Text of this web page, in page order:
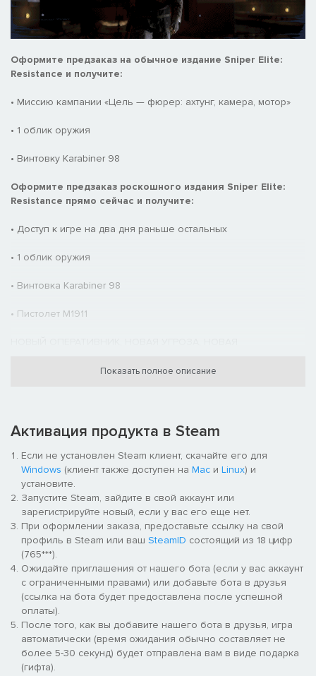
Оформите предзаказ на обычное издание Sniper Elite:
Resistance и получите:
• Миссию кампании «Цель — фюрер: ахтунг, камера, мотор»
• 1 облик оружия
• Винтовку Karabiner 98
Оформите предзаказ роскошного издания Sniper Elite:
Resistance прямо сейчас и получите:
• Доступ к игре на два дня раньше остальных
• 1 облик оружия
• Винтовка Karabiner 98
• Пистолет M1911
новых декорациях: вы отправитесь далеко за линию фронта,
в самое сердце оккупированной Франции.
Новая захватывающая история разворачивается
одновременно с событиями Sniper Elite 5: на сцену впервые
выходит агент особого оперативного отряда Гарри Хоукер,
который узнает о существовании зловещего нового оружия,
способного принести нацистам победу в войне.
Французское Сопротивление намерено уничтожить это
смертоносное пополнение арсенала Рейха — и как именно
сделать, решать вам.
В каждой миссии вас ждет несколько целей для устранения,
несколько точек входа и выхода и невероятная свобода
действий. Главное — выполнить задачу.
Кампанию также можно от начала до конца пройти
Показать полное описание
Активация продукта в Steam
Если не установлен Steam клиент, скачайте его для
Windows (клиент также доступен на Mac и Linux) и
установите.
Запустите Steam, зайдите в свой аккаунт или
зарегистрируйте новый, если у вас его еще нет.
При оформлении заказа, предоставьте ссылку на свой
профиль в Steam или ваш SteamID состоящий из 18 цифр
(765***).
Ожидайте приглашения от нашего бота (если у вас аккаунт
с ограниченными правами) или добавьте бота в друзья
(ссылка на бота будет предоставлена после успешной
оплаты).
После того, как вы добавите нашего бота в друзья, игра
автоматически (время ожидания обычно составляет не
более 5-30 секунд) будет отправлена вам в виде подарка
(гифта).